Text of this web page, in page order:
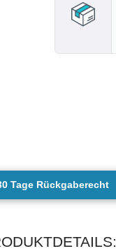
Tage Rückgaberecht